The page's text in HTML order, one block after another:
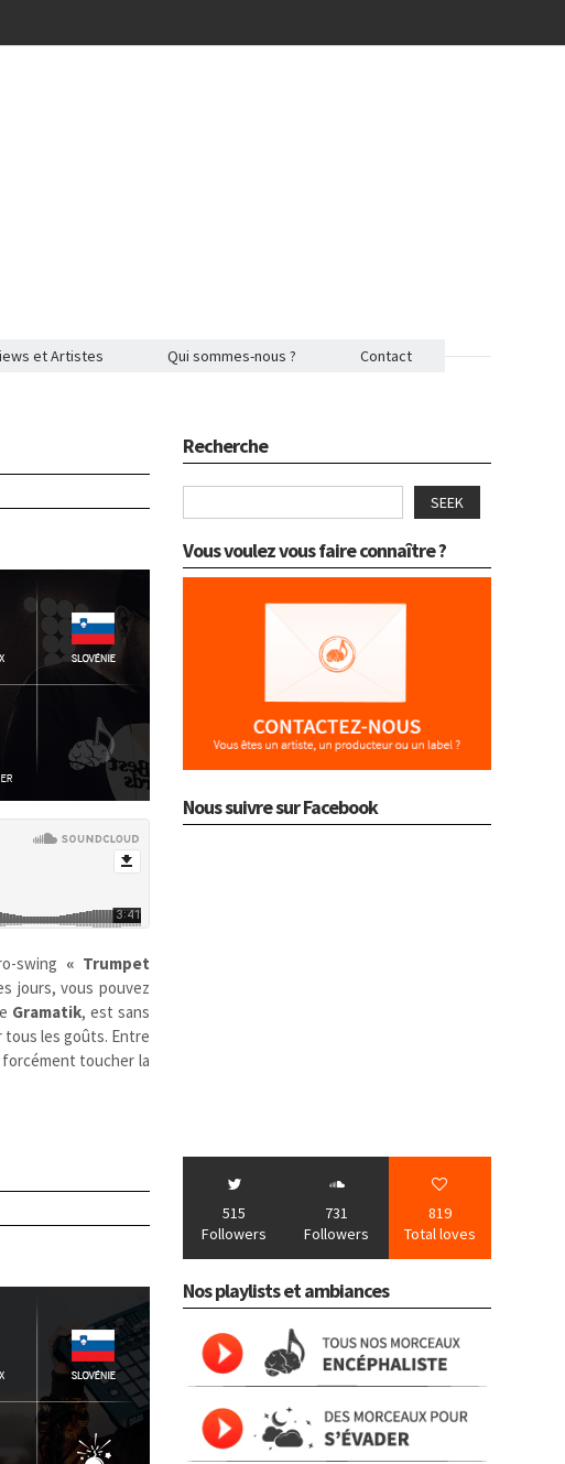
et Artistes Qui sommes-nous ? Contact
swing « Trumpet
jours, vous pouvez
Gramatik, est sans
tous les goûts. Entre
toucher la
Recherche
SEEK
Vous voulez vous faire connaître ?
Nous suivre sur Facebook
515
Followers
731
Followers
819
Total loves
Nos playlists et ambiances